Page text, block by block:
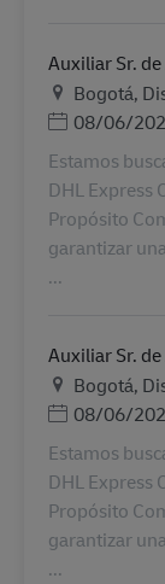
Auxiliar Sr.
Τοποθεσία
Bogotá,
Ημερομηνία
08/06/
Estamos
DHL Express
Propósito
garantizar
...
Auxiliar Sr.
Τοποθεσία
Bogotá,
Ημερομηνία
08/06/
Estamos
DHL Express
Propósito
garantizar
...